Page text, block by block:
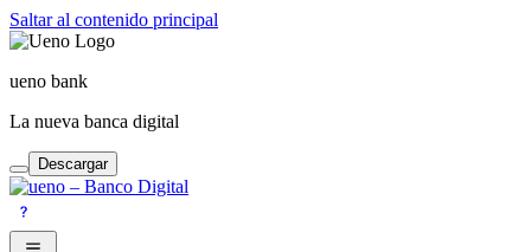
Saltar al contenido principal
ueno bank
La nueva banca digital
Descargar